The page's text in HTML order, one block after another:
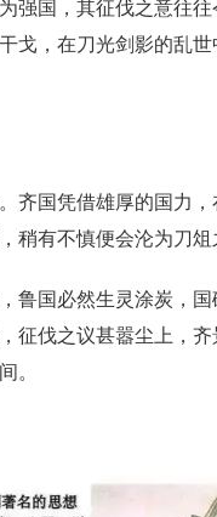
强国，其征伐之意往
戈，在刀光剑影的乱
国凭借雄厚的国力
稍有不慎便会沦为刀俎
鲁国必然生灵涂炭，
伐之议甚嚣尘上，
。